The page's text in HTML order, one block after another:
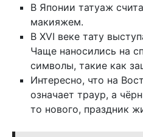
В Японии татуаж
макияжем.
В XVI веке тату
Чаще наносились на
символы, такие как
Интересно, что на
означает траур, а
то нового, праздник